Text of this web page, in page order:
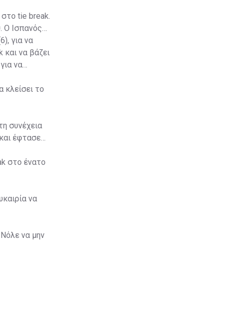
tie break.
Ο Ισπανός
για να
να βάζει
να
το
συνέχεια
έφτασε
στο ένατο
να
να μην